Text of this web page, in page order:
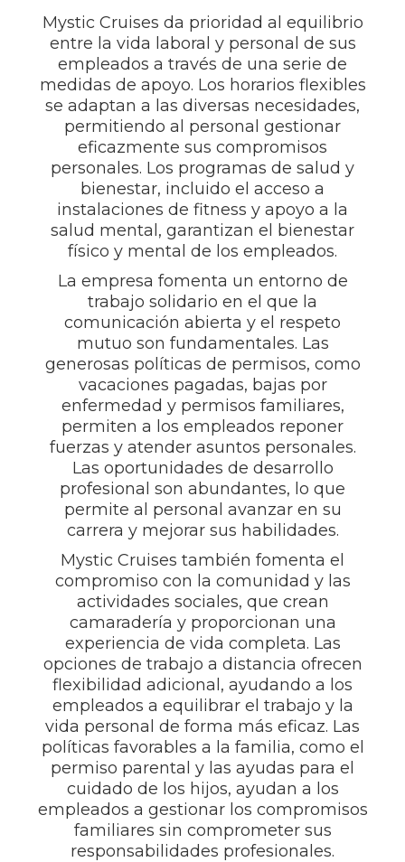
Mystic Cruises da prioridad al equilibrio
entre la vida laboral y personal de sus
empleados a través de una serie de
medidas de apoyo. Los horarios flexibles
se adaptan a las diversas necesidades,
permitiendo al personal gestionar
eficazmente sus compromisos
personales. Los programas de salud y
bienestar, incluido el acceso a
instalaciones de fitness y apoyo a la
salud mental, garantizan el bienestar
físico y mental de los empleados.
La empresa fomenta un entorno de
trabajo solidario en el que la
comunicación abierta y el respeto
mutuo son fundamentales. Las
generosas políticas de permisos, como
vacaciones pagadas, bajas por
enfermedad y permisos familiares,
permiten a los empleados reponer
fuerzas y atender asuntos personales.
Las oportunidades de desarrollo
profesional son abundantes, lo que
permite al personal avanzar en su
carrera y mejorar sus habilidades.
Mystic Cruises también fomenta el
compromiso con la comunidad y las
actividades sociales, que crean
camaradería y proporcionan una
experiencia de vida completa. Las
opciones de trabajo a distancia ofrecen
flexibilidad adicional, ayudando a los
empleados a equilibrar el trabajo y la
vida personal de forma más eficaz. Las
políticas favorables a la familia, como el
permiso parental y las ayudas para el
cuidado de los hijos, ayudan a los
empleados a gestionar los compromisos
familiares sin comprometer sus
responsabilidades profesionales.